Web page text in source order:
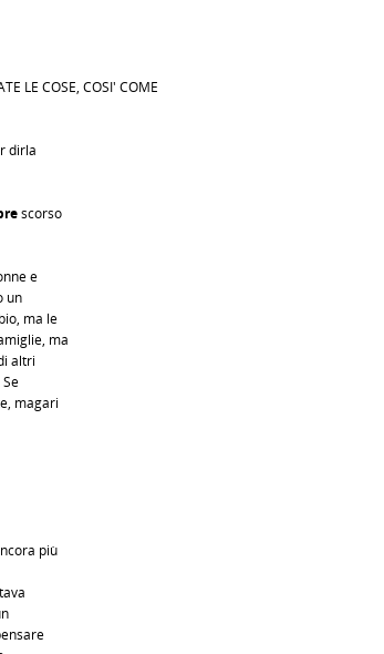
LE COSE, COSI' COME
dirla
scorso
e
un
ma le
ma
altri
magari
più